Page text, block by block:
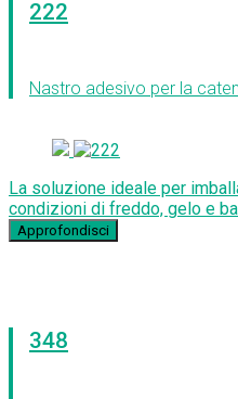
222
Nastro adesivo per la
La soluzione ideale per
condizioni di freddo, gelo e
Approfondisci
348